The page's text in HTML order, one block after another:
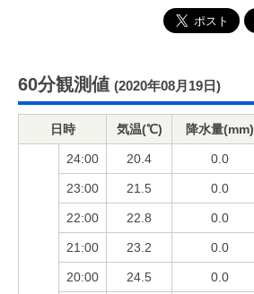
60分観測値 (2020年08月19日)
日時 気温(℃) 降水量(mm)
24:00 20.4 0.0
23:00 21.5 0.0
22:00 22.8 0.0
21:00 23.2 0.0
20:00 24.5 0.0